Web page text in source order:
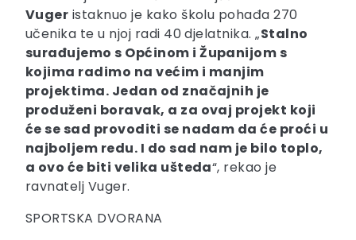
Vuger istaknuo je kako školu pohađa 270
učenika te u njoj radi 40 djelatnika. „Stalno
surađujemo s Općinom i Županijom s
kojima radimo na većim i manjim
projektima. Jedan od značajnih je
produženi boravak, a za ovaj projekt koji
će se sad provoditi se nadam da će proći u
najboljem redu. I do sad nam je bilo toplo,
a ovo će biti velika ušteda“, rekao je
ravnatelj Vuger.
SPORTSKA DVORANA